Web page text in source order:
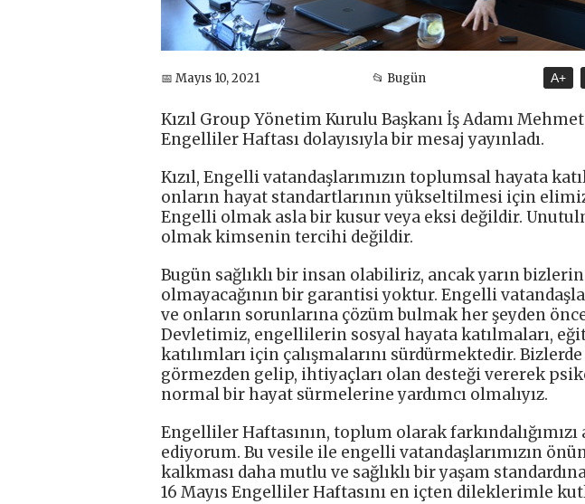
📅 Mayıs 10, 2021 📂 Bugün A+
Kızıl Group Yönetim Kurulu Başkanı İş Adamı Mehmet
Engelliler Haftası dolayısıyla bir mesaj yayınladı.
Kızıl, Engelli vatandaşlarımızın toplumsal hayata
onların hayat standartlarının yükseltilmesi için
Engelli olmak asla bir kusur veya eksi değildir.
olmak kimsenin tercihi değildir.
Bugün sağlıklı bir insan olabiliriz, ancak yarın
olmayacağının bir garantisi yoktur. Engelli
ve onların sorunlarına çözüm bulmak her şeyden
Devletimiz, engellilerin sosyal hayata katılmaları,
katılımları için çalışmalarını sürdürmektedir.
görmezden gelip, ihtiyaçları olan desteği vererek
normal bir hayat sürmelerine yardımcı olmalıyız.
Engelliler Haftasının, toplum olarak
ediyorum. Bu vesile ile engelli vatandaşlarımızın
kalkması daha mutlu ve sağlıklı bir yaşam
16 Mayıs Engelliler Haftasını en içten dileklerimle